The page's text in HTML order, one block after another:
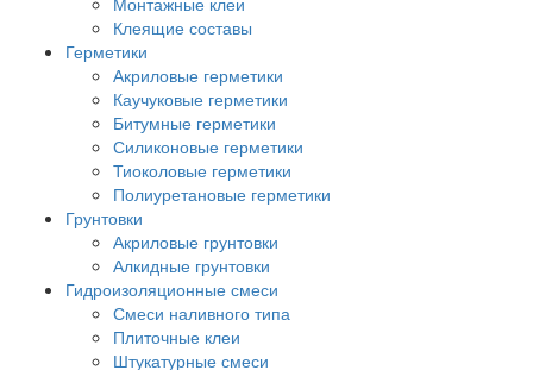
Клеящие составы
Герметики
Акриловые герметики
Каучуковые герметики
Битумные герметики
Силиконовые герметики
Тиоколовые герметики
Полиуретановые герметики
Грунтовки
Акриловые грунтовки
Алкидные грунтовки
Гидроизоляционные смеси
Смеси наливного типа
Плиточные клеи
Штукатурные смеси